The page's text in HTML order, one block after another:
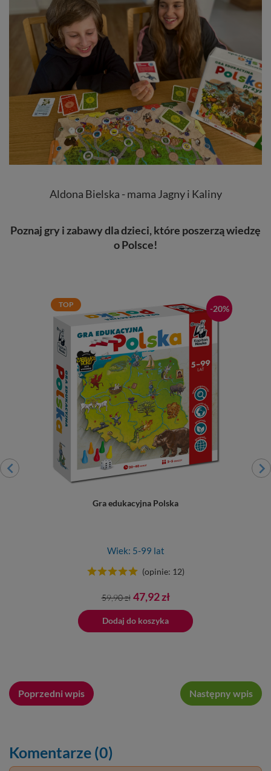
Aldona Bielska - mama Jagny i Kaliny
Poznaj gry i zabawy dla dzieci, które poszerzą wiedzę
o Polsce!
TOP -20%
Gra edukacyjna Polska
Wiek: 5-99 lat
(opinie: 12)
Cena
podstawowa
59,90 zł Cena
47,92 zł
Dodaj do koszyka
Poprzedni wpis Następny wpis
Komentarze (0)